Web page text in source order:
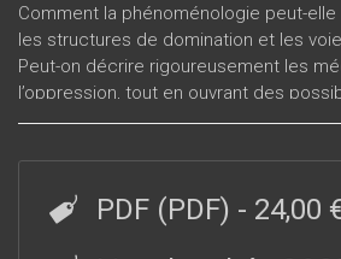
Comment la phénoménologie peut-
les structures de domination et les
Peut-on décrire rigoureusement les
l’oppression, tout en ouvrant des
transformation
phénoménologie critique pour relever
d’une grande utilité sociale. En effet, la
critique permet de penser les
PDF (PDF) - 24,00